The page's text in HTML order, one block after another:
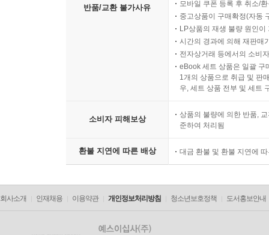
반품/교환 불가사유
모바일 쿠폰 등록 후 취소/
중고상품이 구매확정(자동
LP상품의 재생 불량 원인
시간의 경과에 의해 재판매
전자상거래 등에서의 소비
eBook 세트 상품은 일괄 구
1개의 상품으로 취급 및 판
우, 세트 상품 전부 및 세트
소비자 피해보상
상품의 불량에 의한 반품,
준하여 처리됨
환불 지연에 따른 배상 대금 환불 및 환불 지연에
회사소개 인재채용 이용약관 개인정보처리방침 청소년보호정책 도서홍보안내